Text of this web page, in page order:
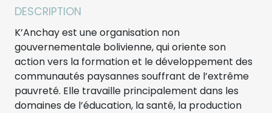
DESCRIPTION
K’Anchay est une organisation non
gouvernementale bolivienne, qui oriente son
action vers la formation et le développement des
communautés paysannes souffrant de l’extrême
pauvreté. Elle travaille principalement dans les
domaines de l’éducation, la santé, la production